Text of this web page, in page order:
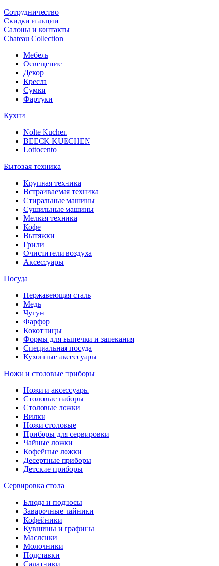
Сотрудничество
Скидки и акции
Салоны и контакты
Chateau Collection
Мебель
Освещение
Декор
Кресла
Сумки
Фартуки
Кухни
Nolte Kuchen
BEECK KUECHEN
Lottocento
Бытовая техника
Крупная техника
Встраиваемая техника
Стиральные машины
Сушильные машины
Мелкая техника
Кофе
Вытяжки
Грили
Очистители воздуха
Аксессуары
Посуда
Нержавеющая сталь
Медь
Чугун
Фарфор
Кокотницы
Формы для выпечки и запекания
Специальная посуда
Кухонные аксессуары
Ножи и столовые приборы
Ножи и аксессуары
Столовые наборы
Столовые ложки
Вилки
Ножи столовые
Приборы для сервировки
Чайные ложки
Кофейные ложки
Десертные приборы
Детские приборы
Сервировка стола
Блюда и подносы
Заварочные чайники
Кофейники
Кувшины и графины
Масленки
Молочники
Подставки
Салатники